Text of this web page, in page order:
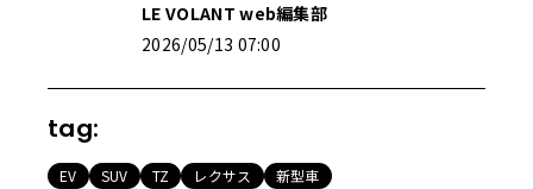
LE VOLANT web編集部
2026/05/13 07:00
tag:
EV SUV TZ レクサス 新型車